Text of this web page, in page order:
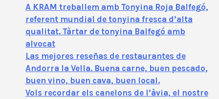
A KRAM treballem amb Tonyina Roja Balfegó,
referent mundial de tonyina fresca d’alta
qualitat. Tàrtar de tonyina Balfegó amb
alvocat
Las mejores reseñas de restaurantes de
Andorra la Vella. Buena carne, buen pescado,
buen vino, buen cava, buen local.
Vols recordar els canelons de l’àvia, el nostre